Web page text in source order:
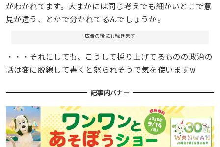
がわかれてます。大まかには同じ考えでも細かいとこで意
見が違う、とかで分かれてるんでしょうか。
広告の後にも続きます
・・・それにしても、こうして採り上げてるものの政治の
話は変に脱線して書くと怒られそうで気を使いますw
記事内バナー